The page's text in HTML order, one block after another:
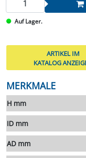
Auf Lager.
ARTIKEL IM
KATALOG
MERKMALE
H mm
ID mm
AD mm